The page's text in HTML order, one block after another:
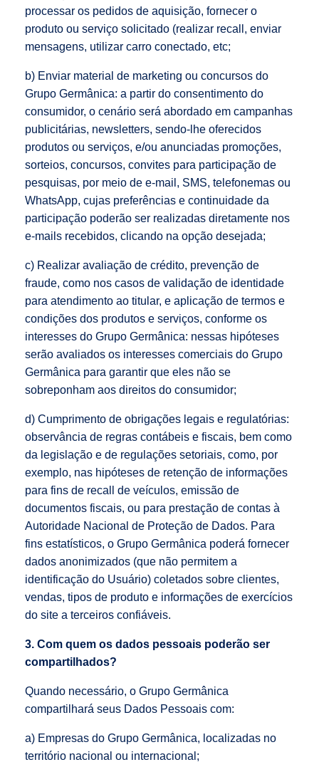
processar os pedidos de aquisição, fornecer o
produto ou serviço solicitado (realizar recall, enviar
mensagens, utilizar carro conectado, etc;
b) Enviar material de marketing ou concursos do
Grupo Germânica: a partir do consentimento do
consumidor, o cenário será abordado em campanhas
publicitárias, newsletters, sendo-lhe oferecidos
produtos ou serviços, e/ou anunciadas promoções,
sorteios, concursos, convites para participação de
pesquisas, por meio de e-mail, SMS, telefonemas ou
WhatsApp, cujas preferências e continuidade da
participação poderão ser realizadas diretamente nos
e-mails recebidos, clicando na opção desejada;
c) Realizar avaliação de crédito, prevenção de
fraude, como nos casos de validação de identidade
para atendimento ao titular, e aplicação de termos e
condições dos produtos e serviços, conforme os
interesses do Grupo Germânica: nessas hipóteses
serão avaliados os interesses comerciais do Grupo
Germânica para garantir que eles não se
sobreponham aos direitos do consumidor;
d) Cumprimento de obrigações legais e regulatórias:
observância de regras contábeis e fiscais, bem como
da legislação e de regulações setoriais, como, por
exemplo, nas hipóteses de retenção de informações
para fins de recall de veículos, emissão de
documentos fiscais, ou para prestação de contas à
Autoridade Nacional de Proteção de Dados. Para
fins estatísticos, o Grupo Germânica poderá fornecer
dados anonimizados (que não permitem a
identificação do Usuário) coletados sobre clientes,
vendas, tipos de produto e informações de exercícios
do site a terceiros confiáveis.
3. Com quem os dados pessoais poderão ser
compartilhados?
Quando necessário, o Grupo Germânica
compartilhará seus Dados Pessoais com:
a) Empresas do Grupo Germânica, localizadas no
território nacional ou internacional;